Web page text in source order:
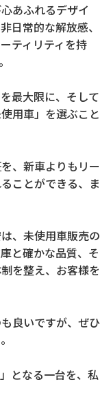
あふれるデザイ
日常的な解放感、
ティリティを持
最大限に、そして
用車」を選ぶこと
、新車よりもリー
ことができる、ま
、未使用車販売の
と確かな品質、そ
を整え、お客様を
良いですが、ぜひ
となる一台を、私